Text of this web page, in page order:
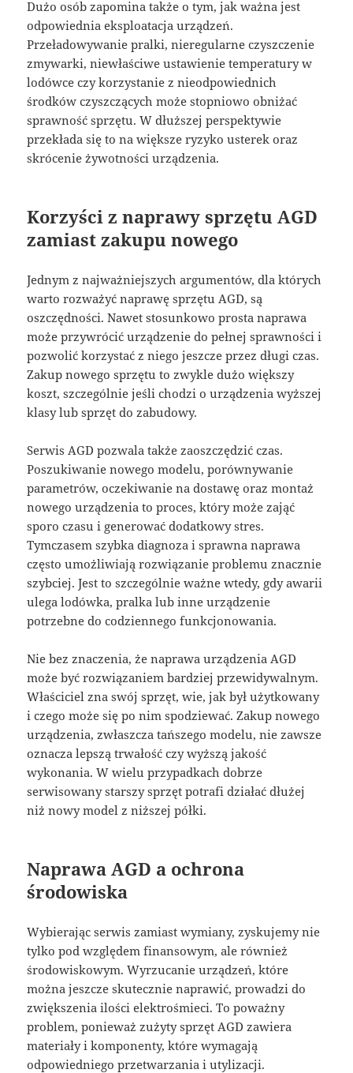
Dużo osób zapomina także o tym, jak ważna jest
odpowiednia eksploatacja urządzeń.
Przeładowywanie pralki, nieregularne czyszczenie
zmywarki, niewłaściwe ustawienie temperatury w
lodówce czy korzystanie z nieodpowiednich
środków czyszczących może stopniowo obniżać
sprawność sprzętu. W dłuższej perspektywie
przekłada się to na większe ryzyko usterek oraz
skrócenie żywotności urządzenia.
Korzyści z naprawy sprzętu AGD
zamiast zakupu nowego
Jednym z najważniejszych argumentów, dla których
warto rozważyć naprawę sprzętu AGD, są
oszczędności. Nawet stosunkowo prosta naprawa
może przywrócić urządzenie do pełnej sprawności i
pozwolić korzystać z niego jeszcze przez długi czas.
Zakup nowego sprzętu to zwykle dużo większy
koszt, szczególnie jeśli chodzi o urządzenia wyższej
klasy lub sprzęt do zabudowy.
Serwis AGD pozwala także zaoszczędzić czas.
Poszukiwanie nowego modelu, porównywanie
parametrów, oczekiwanie na dostawę oraz montaż
nowego urządzenia to proces, który może zająć
sporo czasu i generować dodatkowy stres.
Tymczasem szybka diagnoza i sprawna naprawa
często umożliwiają rozwiązanie problemu znacznie
szybciej. Jest to szczególnie ważne wtedy, gdy awarii
ulega lodówka, pralka lub inne urządzenie
potrzebne do codziennego funkcjonowania.
Nie bez znaczenia, że naprawa urządzenia AGD
może być rozwiązaniem bardziej przewidywalnym.
Właściciel zna swój sprzęt, wie, jak był użytkowany
i czego może się po nim spodziewać. Zakup nowego
urządzenia, zwłaszcza tańszego modelu, nie zawsze
oznacza lepszą trwałość czy wyższą jakość
wykonania. W wielu przypadkach dobrze
serwisowany starszy sprzęt potrafi działać dłużej
niż nowy model z niższej półki.
Naprawa AGD a ochrona
środowiska
Wybierając serwis zamiast wymiany, zyskujemy nie
tylko pod względem finansowym, ale również
środowiskowym. Wyrzucanie urządzeń, które
można jeszcze skutecznie naprawić, prowadzi do
zwiększenia ilości elektrośmieci. To poważny
problem, ponieważ zużyty sprzęt AGD zawiera
materiały i komponenty, które wymagają
odpowiedniego przetwarzania i utylizacji.